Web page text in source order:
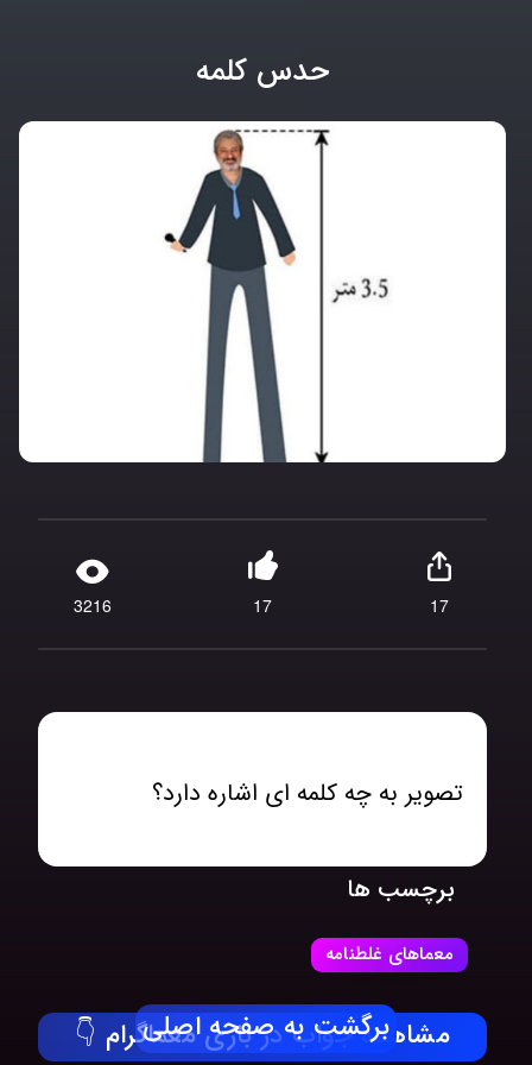
حدس کلمه
3216 17 17
تصویر به چه کلمه ای اشاره دارد؟
برچسب ها
معماهای غلطنامه
مشاهده جواب در بازی معماگرام 👇
برگشت به صفحه اصلی